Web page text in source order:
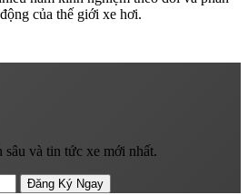
của thế giới xe hơi.
sâu và tin tức xe mới nhất.
Đăng Ký Ngay